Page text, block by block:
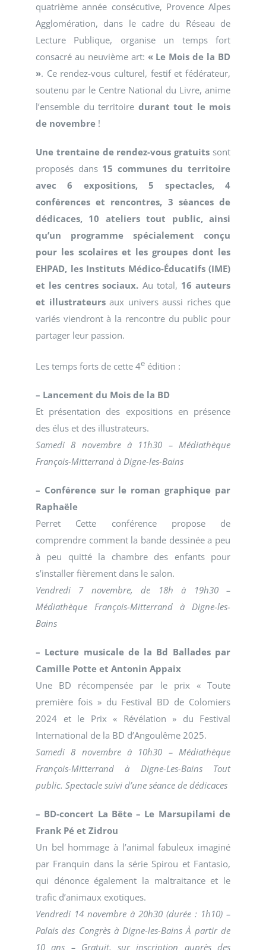
quatrième année consécutive, Provence Alpes
Agglomération, dans le cadre du Réseau de
Lecture Publique, organise un temps fort
consacré au neuvième art: « Le Mois de la BD
». Ce rendez-vous culturel, festif et fédérateur,
soutenu par le Centre National du Livre, anime
l’ensemble du territoire durant tout le mois
de novembre !
Une trentaine de rendez-vous gratuits sont
proposés dans 15 communes du territoire
avec 6 expositions, 5 spectacles, 4
conférences et rencontres, 3 séances de
dédicaces, 10 ateliers tout public, ainsi
qu’un programme spécialement conçu
pour les scolaires et les groupes dont les
EHPAD, les Instituts Médico-Éducatifs (IME)
et les centres sociaux. Au total, 16 auteurs
et illustrateursaux univers aussi riches que
variés viendront à la rencontre du public pour
partager leur passion.
Les temps forts de cette 4e édition :
– Lancement du Mois de la BD
Et présentation des expositions en présence
des élus et des illustrateurs.
Samedi 8 novembre à 11h30 – Médiathèque
François-Mitterrand à Digne-les-Bains
– Conférence sur le roman graphique par
Raphaële
Perret Cette conférence propose de
comprendre comment la bande dessinée a peu
à peu quitté la chambre des enfants pour
s’installer fièrement dans le salon.
Vendredi 7 novembre, de 18h à 19h30 –
Médiathèque François-Mitterrand à Digne-les-
Bains
– Lecture musicale de la Bd Ballades par
Camille Potte et Antonin Appaix
Une BD récompensée par le prix « Toute
première fois » du Festival BD de Colomiers
2024 et le Prix « Révélation » du Festival
International de la BD d’Angoulême 2025.
Samedi 8 novembre à 10h30 – Médiathèque
François-Mitterrand à Digne-Les-Bains Tout
public. Spectacle suivi d’une séance de dédicaces
– BD-concert La Bête – Le Marsupilami de
Frank Pé et Zidrou
Un bel hommage à l’animal fabuleux imaginé
par Franquin dans la série Spirou et Fantasio,
qui dénonce également la maltraitance et le
trafic d’animaux exotiques.
Vendredi 14 novembre à 20h30 (durée : 1h10) –
Palais des Congrès à Digne-les-Bains À partir de
10 ans – Gratuit, sur inscription auprès des